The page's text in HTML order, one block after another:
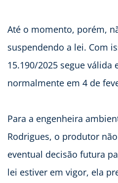
Até o momento, porém,
suspendendo a lei. Com
15.190/2025 segue válida
normalmente em 4 de
Para a engenheira
Rodrigues, o produtor
eventual decisão futura
lei estiver em vigor, ela